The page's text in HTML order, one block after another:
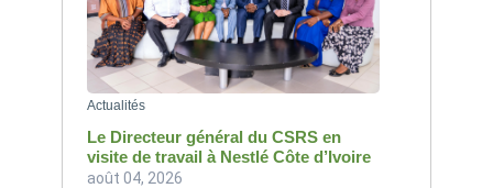
Actualités
Le Directeur général du CSRS en
visite de travail à Nestlé Côte d’Ivoire
août 04, 2026